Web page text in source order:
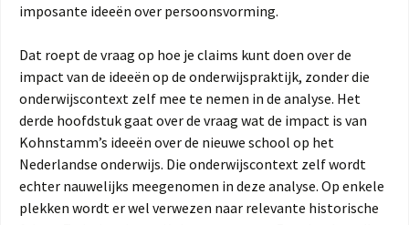
imposante ideeën over persoonsvorming.
Dat roept de vraag op hoe je claims kunt doen over de
impact van de ideeën op de onderwijspraktijk, zonder die
onderwijscontext zelf mee te nemen in de analyse. Het
derde hoofdstuk gaat over de vraag wat de impact is van
Kohnstamm’s ideeën over de nieuwe school op het
Nederlandse onderwijs. Die onderwijscontext zelf wordt
echter nauwelijks meegenomen in deze analyse. Op enkele
plekken wordt er wel verwezen naar relevante historische